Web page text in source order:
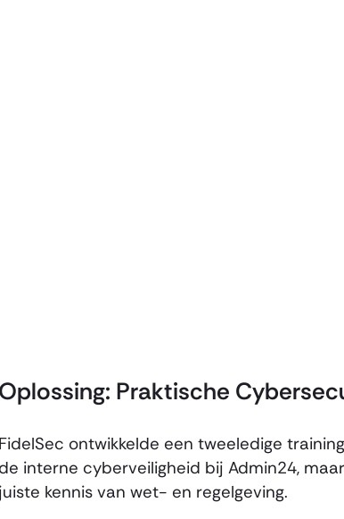
Oplossing: Praktische
FidelSec ontwikkelde een tweeledige
de interne cyberveiligheid bij Admin24,
juiste kennis van wet- en regelgeving.